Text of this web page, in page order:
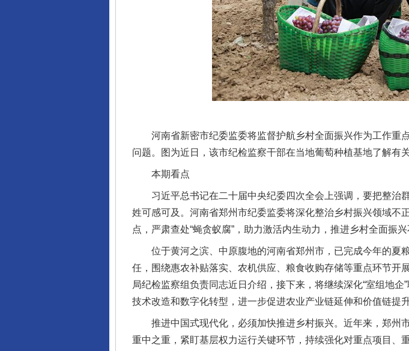
河南省新密市纪委监委将监督护航乡村全面振兴作为工作重
问题。图为近日，该市纪检监察干部在当地葡萄种植基地了解有
本期看点
习近平总书记在二十届中央纪委四次全会上强调，要把整治
姓可感可及。河南省郑州市纪委监委将深化整治乡村振兴领域
点，严肃查处“蝇贪蚁腐”，助力激活内生动力，推进乡村全面振兴
位于黄河之滨、中原腹地的河南省郑州市，已完成今年的夏粮
任，围绕惠农补贴落实、农机供应、粮食收购存储等重点环节开
局纪检监察组负责同志近日介绍，接下来，将继续深化“室组地
技术改造和数字化转型，进一步促进农业产业链延伸和价值链提
推进中国式现代化，必须加快推进乡村振兴。近年来，郑州
重中之重，紧盯基层权力运行关键环节，持续强化对重点项目、